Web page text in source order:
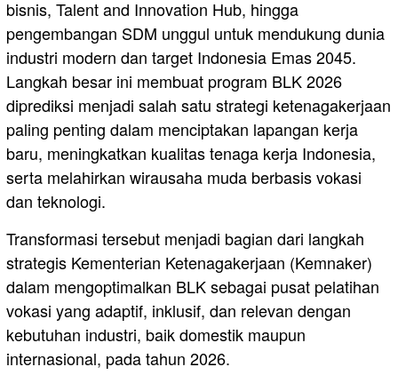
bisnis, Talent and Innovation Hub, hingga
pengembangan SDM unggul untuk mendukung dunia
industri modern dan target Indonesia Emas 2045.
Langkah besar ini membuat program BLK 2026
diprediksi menjadi salah satu strategi ketenagakerjaan
paling penting dalam menciptakan lapangan kerja
baru, meningkatkan kualitas tenaga kerja Indonesia,
serta melahirkan wirausaha muda berbasis vokasi
dan teknologi.
Transformasi tersebut menjadi bagian dari langkah
strategis Kementerian Ketenagakerjaan (Kemnaker)
dalam mengoptimalkan BLK sebagai pusat pelatihan
vokasi yang adaptif, inklusif, dan relevan dengan
kebutuhan industri, baik domestik maupun
internasional, pada tahun 2026.